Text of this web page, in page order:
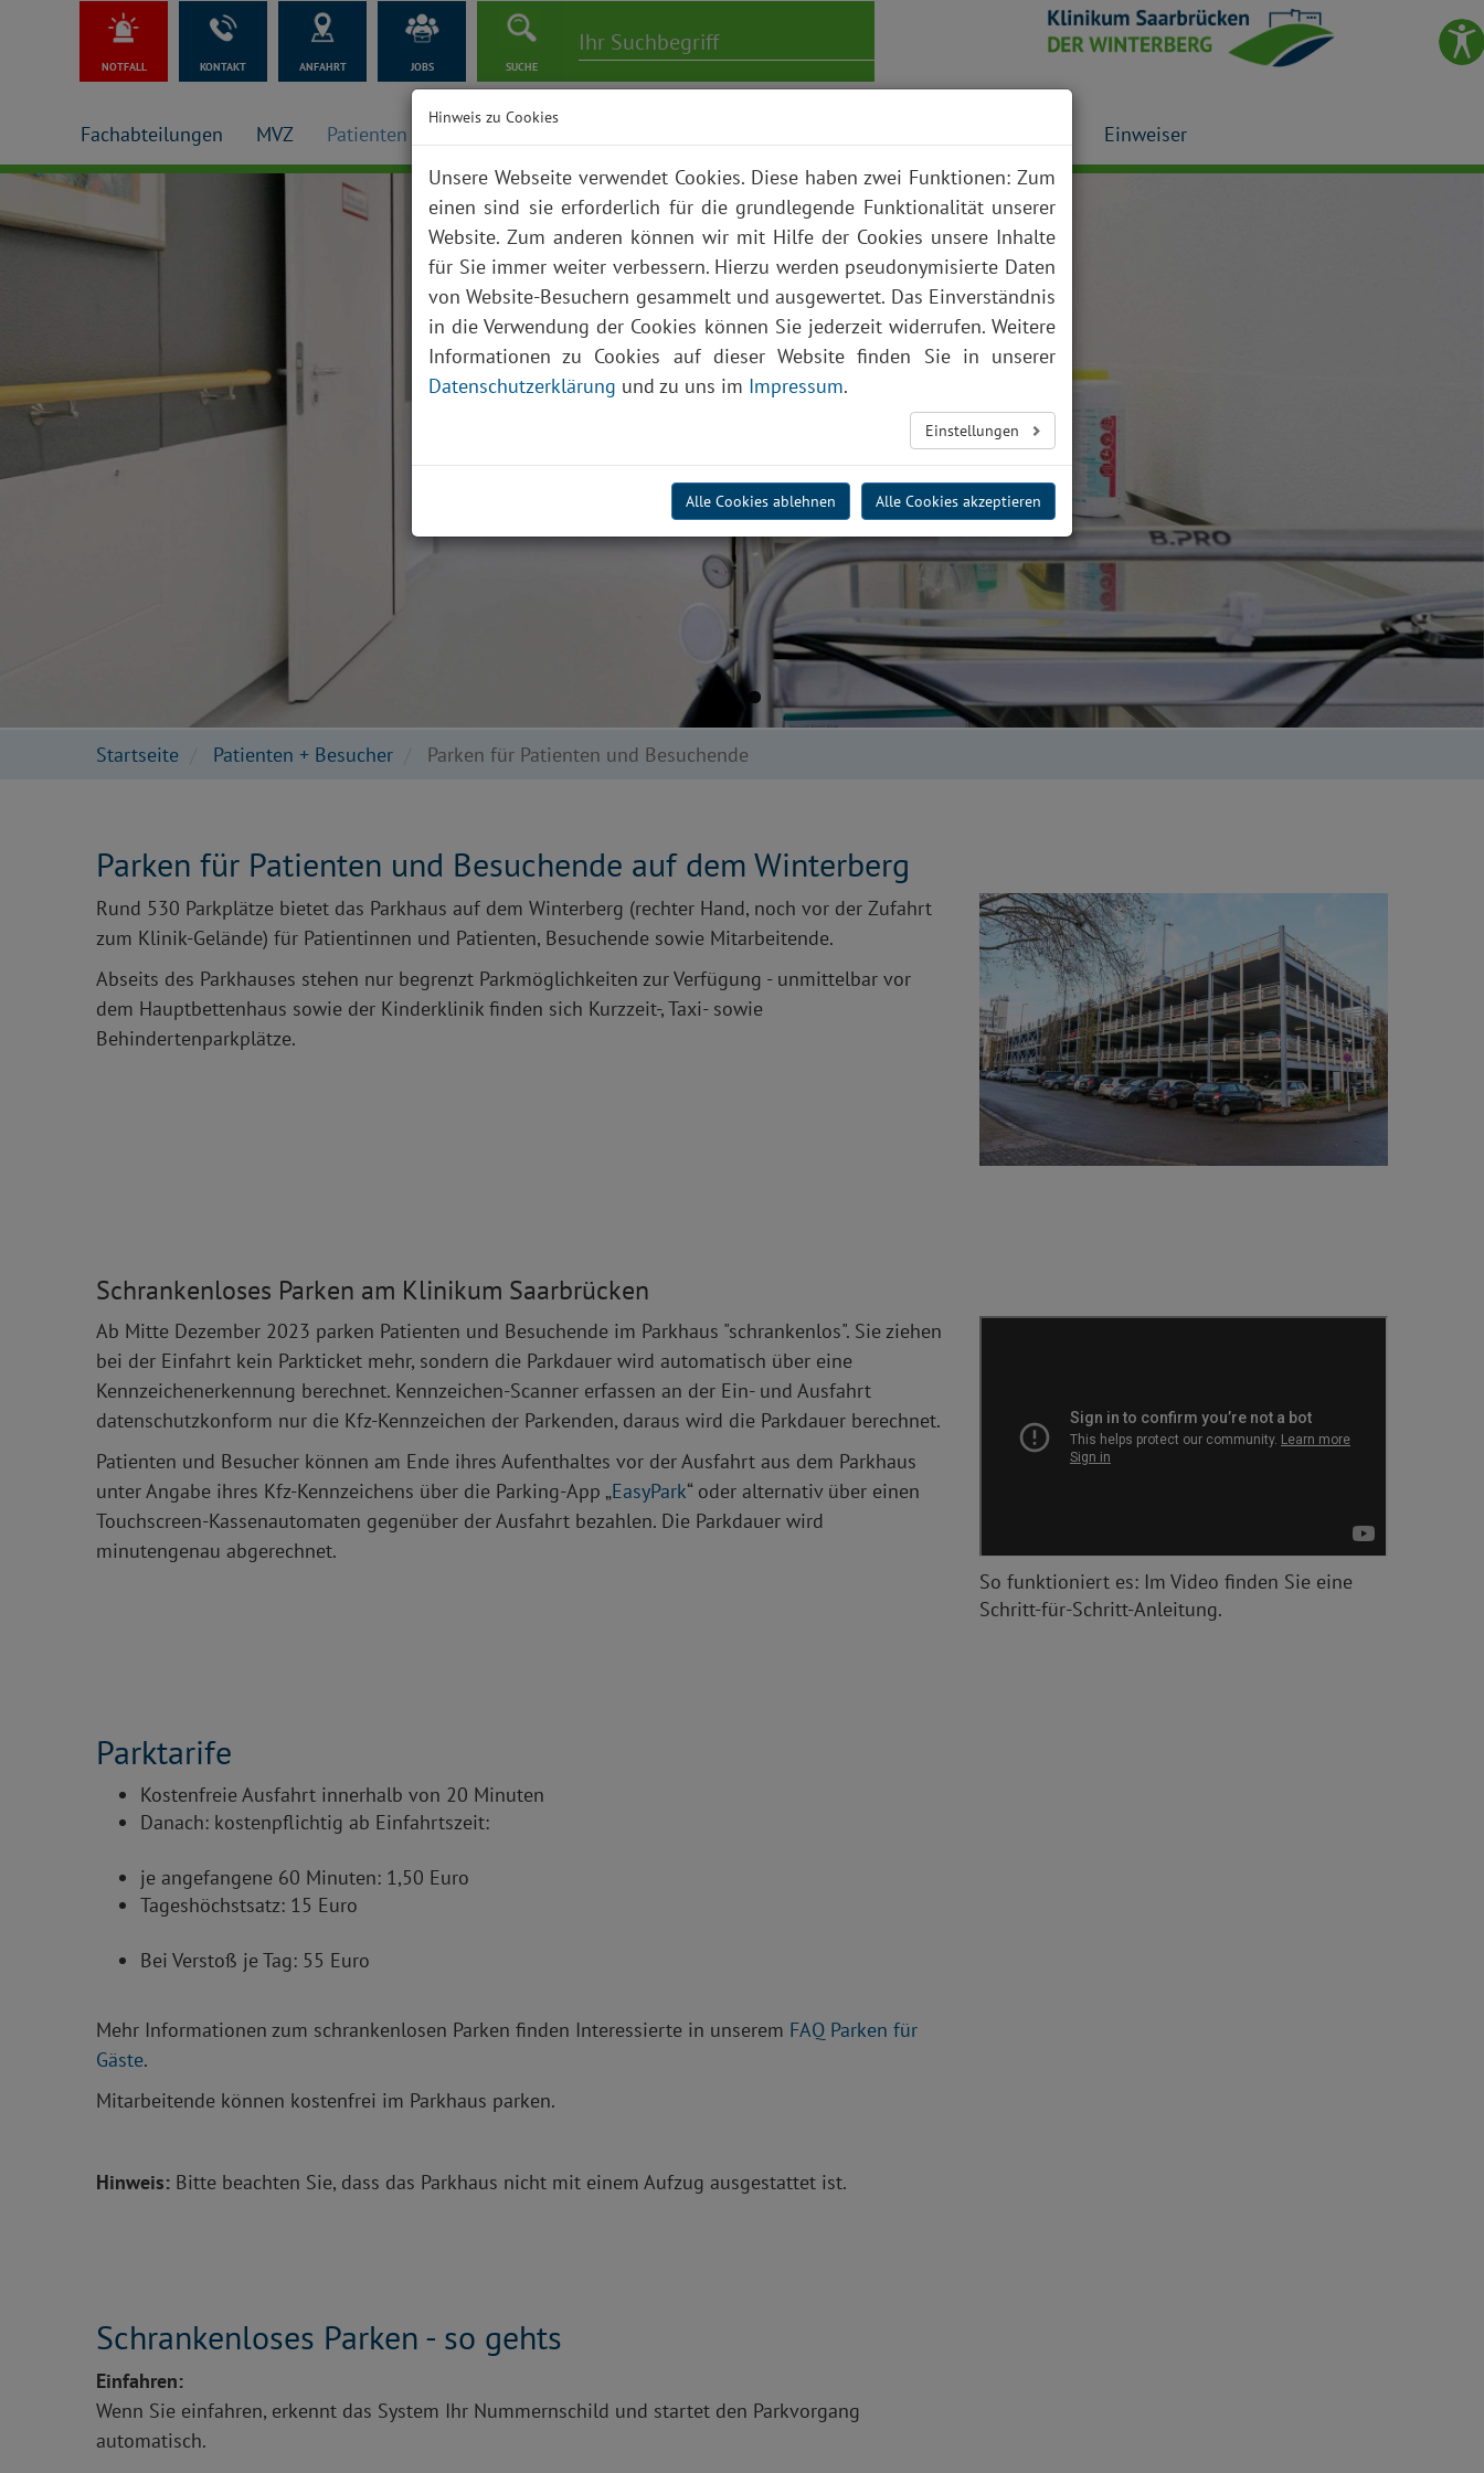
NOTFALL KONTAKT ANFAHRT JOBS SUCHE
Fachabteilungen MVZ Patienten + Besucher Einweiser
Startseite Patienten + Besucher Parken für Patienten und Besuchende
Parken für Patienten und Besuchende auf dem Winterberg
Rund 530 Parkplätze bietet das Parkhaus auf dem Winterberg (rechter Hand, noch vor der Zufahrt
zum Klinik-Gelände) für Patientinnen und Patienten, Besuchende sowie Mitarbeitende.
Abseits des Parkhauses stehen nur begrenzt Parkmöglichkeiten zur Verfügung - unmittelbar vor
dem Hauptbettenhaus sowie der Kinderklinik finden sich Kurzzeit-, Taxi- sowie
Behindertenparkplätze.
Schrankenloses Parken am Klinikum Saarbrücken
Ab Mitte Dezember 2023 parken Patienten und Besuchende im Parkhaus "schrankenlos". Sie ziehen
bei der Einfahrt kein Parkticket mehr, sondern die Parkdauer wird automatisch über eine
Kennzeichenerkennung berechnet. Kennzeichen-Scanner erfassen an der Ein- und Ausfahrt
datenschutzkonform nur die Kfz-Kennzeichen der Parkenden, daraus wird die Parkdauer berechnet.
Patienten und Besucher können am Ende ihres Aufenthaltes vor der Ausfahrt aus dem Parkhaus
unter Angabe ihres Kfz-Kennzeichens über die Parking-App „EasyPark“ oder alternativ über einen
Touchscreen-Kassenautomaten gegenüber der Ausfahrt bezahlen. Die Parkdauer wird
minutengenau abgerechnet.
So funktioniert es: Im Video finden Sie eine
Schritt-für-Schritt-Anleitung.
Parktarife
Kostenfreie Ausfahrt innerhalb von 20 Minuten
Danach: kostenpflichtig ab Einfahrtszeit:
je angefangene 60 Minuten: 1,50 Euro
Tageshöchstsatz: 15 Euro
Bei Verstoß je Tag: 55 Euro
Mehr Informationen zum schrankenlosen Parken finden Interessierte in unserem FAQ Parken für
Gäste.
Mitarbeitende können kostenfrei im Parkhaus parken.
Hinweis: Bitte beachten Sie, dass das Parkhaus nicht mit einem Aufzug ausgestattet ist.
Schrankenloses Parken - so gehts
Einfahren:
Wenn Sie einfahren, erkennt das System Ihr Nummernschild und startet den Parkvorgang
automatisch.
Hinweis zu Cookies
Unsere Webseite verwendet Cookies. Diese haben zwei Funktionen: Zum
einen sind sie erforderlich für die grundlegende Funktionalität unserer
Website. Zum anderen können wir mit Hilfe der Cookies unsere Inhalte
für Sie immer weiter verbessern. Hierzu werden pseudonymisierte Daten
von Website-Besuchern gesammelt und ausgewertet. Das Einverständnis
in die Verwendung der Cookies können Sie jederzeit widerrufen. Weitere
Informationen zu Cookies auf dieser Website finden Sie in unserer
Datenschutzerklärung und zu uns im Impressum.
Einstellungen
Alle Cookies ablehnen Alle Cookies akzeptieren